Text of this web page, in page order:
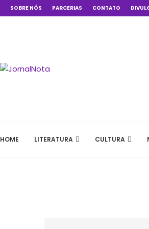
SOBRE NÓS PARCERIAS CONTATO
HOME LITERATURA CULTURA